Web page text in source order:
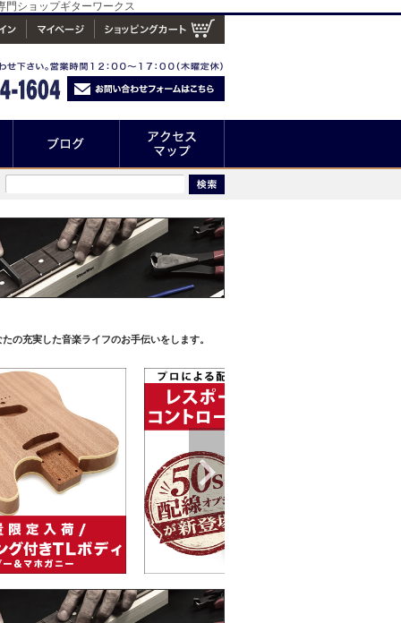
ショップギターワークス
の充実した音楽ライフのお手伝いをします。